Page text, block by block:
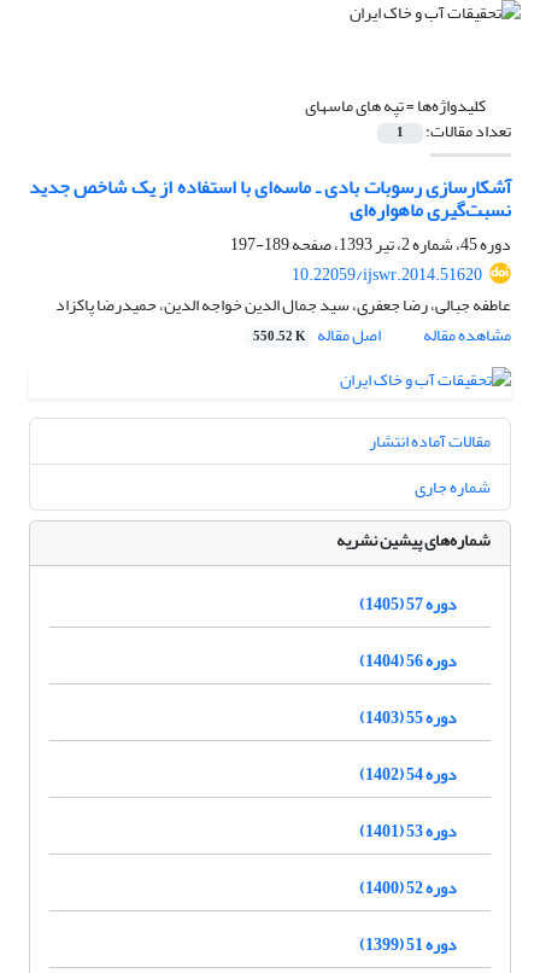
کلیدواژه‌ها =تپه‏ های ماسه‏ای
تعداد مقالات: 1
آشکارسازی رسوبات بادی ـ ماسه‌ای با استفاده از یک شاخص جدید
نسبت‌گیری ماهواره‌ای
دوره 45، شماره 2، تیر 1393، صفحه
189-197
10.22059/ijswr.2014.51620
عاطفه جبالی، رضا جعفری، سید جمال الدین خواجه الدین، حمیدرضا پاکزاد
مشاهده مقاله
اصل مقاله 550.52 K
مقالات آماده انتشار
شماره جاری
شماره‌های پیشین نشریه
دوره 57 (1405)
دوره 56 (1404)
دوره 55 (1403)
دوره 54 (1402)
دوره 53 (1401)
دوره 52 (1400)
دوره 51 (1399)